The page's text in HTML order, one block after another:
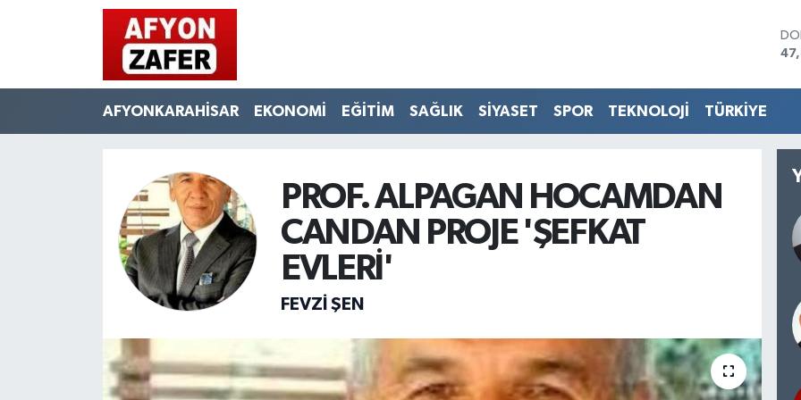
AFYONKARAHİSAR EKONOMİ EĞİTİM SAĞLIK SİYASET SPOR TEKNOLOJİ TÜRKİYE
PROF. ALPAGAN HOCAMDAN
CANDAN PROJE 'ŞEFKAT
EVLERİ'
FEVZI ŞEN